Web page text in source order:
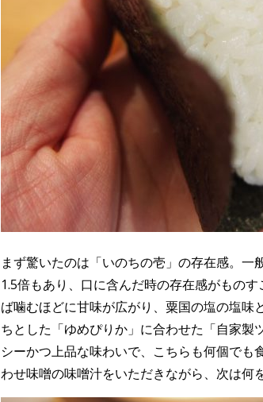
まず驚いたのは「いのちの壱」の存在感。
1.5倍もあり、口に含んだ時の存在感がもの
ば噛むほどに甘味が広がり、粟国の塩の塩味
ちとした「ゆめぴりか」に合わせた「自家
シーかつ上品な味わいで、こちらも何個でも
わせ味噌の味噌汁をいただきながら、次は何